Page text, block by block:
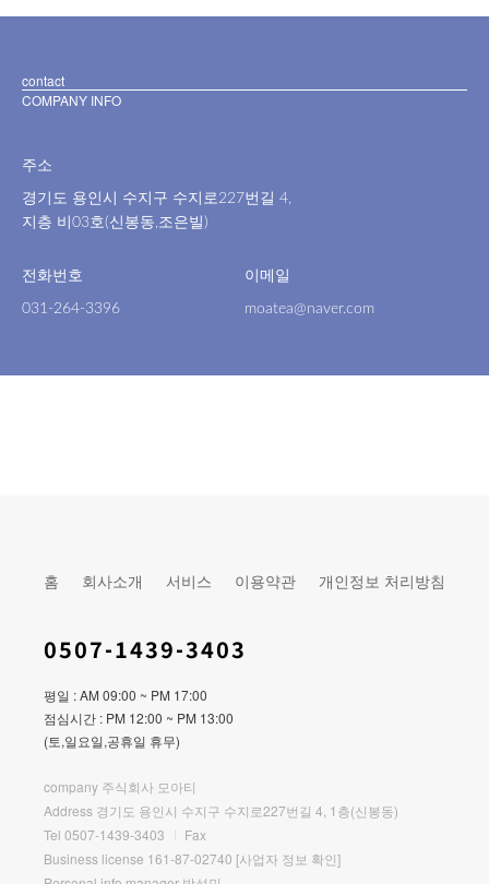
contact
COMPANY INFO
주소
경기도 용인시 수지구 수지로227번길 4,
지층 비03호(신봉동,조은빌)
전화번호
031-264-3396
이메일
moatea@naver.com
홈 회사소개 서비스 이용약관 개인정보 처리방침
0507-1439-3403
평일 : AM 09:00 ~ PM 17:00
점심시간 : PM 12:00 ~ PM 13:00
(토,일요일,공휴일 휴무)
company 주식회사 모아티
Address 경기도 용인시 수지구 수지로227번길 4, 1층(신봉동)
Tel 0507-1439-3403
Fax
Business license 161-87-02740 [사업자 정보 확인]